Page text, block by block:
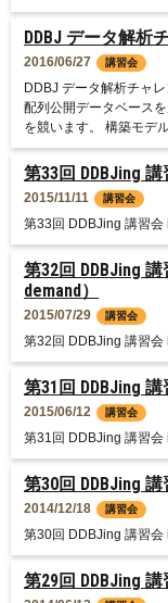
第29回 DDBJing
第30回 DDBJing
2014/12/18 講習会
第30回 DDBJing 講習会
第31回 DDBJing
2015/06/12 講習会
第31回 DDBJing 講習会
第32回 DDBJing
demand）
2015/07/29 講習会
第32回 DDBJing 講習会
第33回 DDBJing
2015/11/11 講習会
第33回 DDBJing 講習会
DDBJ データ解析
2016/06/27 講習会
DDBJ データ解析チャ
配列公開データベース
を競います。 構築モデ